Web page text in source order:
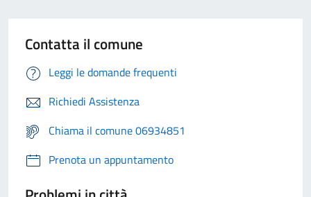
Contatta il comune
Leggi le domande frequenti
Richiedi Assistenza
Chiama il comune 06934851
Prenota un appuntamento